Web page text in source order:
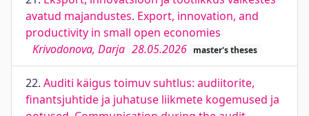
avatud majandustes. Export, innovation, and
productivity in small open economies
Krivodonova, Darja 28.05.2026 master's theses
22. Auditi käigus toimuv suhtlus: audiitorite,
finantsjuhtide ja juhatuse liikmete kogemused ja